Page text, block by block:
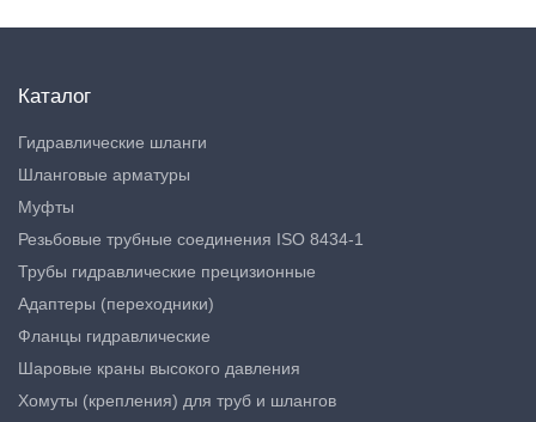
Каталог
Гидравлические шланги
Шланговые арматуры
Муфты
Резьбовые трубные соединения ISO 8434-1
Трубы гидравлические прецизионные
Адаптеры (переходники)
Фланцы гидравлические
Шаровые краны высокого давления
Хомуты (крепления) для труб и шлангов